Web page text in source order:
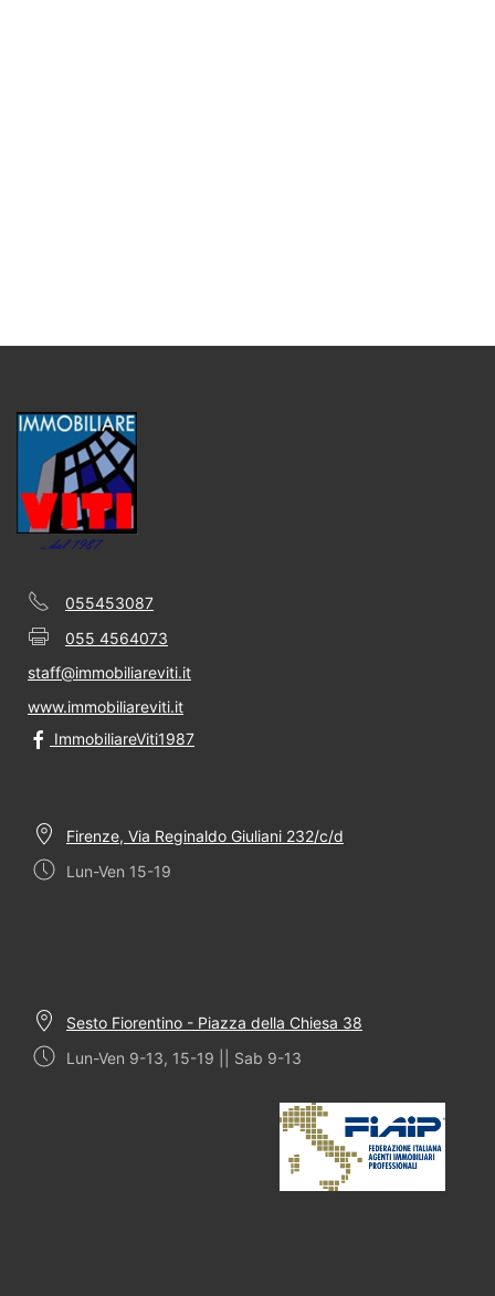
055453087
055 4564073
staff@immobiliareviti.it
www.immobiliareviti.it
ImmobiliareViti1987
Firenze, Via Reginaldo Giuliani 232/c/d
Lun-Ven 15-19
Sesto Fiorentino - Piazza della Chiesa 38
Lun-Ven 9-13, 15-19 || Sab 9-13